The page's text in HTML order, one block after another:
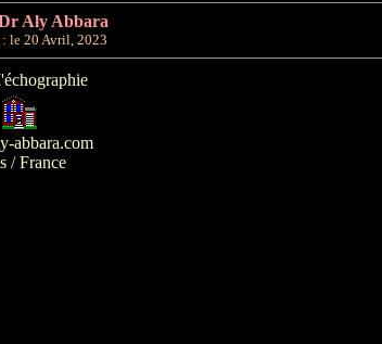
Aly Abbara
le20 Avril, 2023
abbara.com
/ France